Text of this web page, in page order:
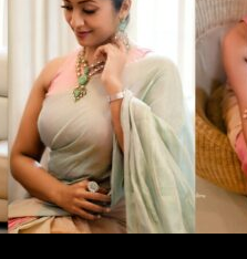
favourite actress Navya Nair cute